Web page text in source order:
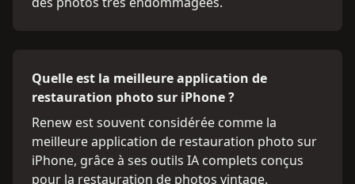
Quelle est la meilleure application de
restauration photo sur iPhone ?
Renew est souvent considérée comme la
meilleure application de restauration photo sur
iPhone, grâce à ses outils IA complets conçus
pour la restauration de photos vintage.